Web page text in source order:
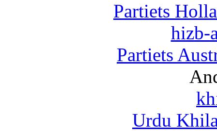
Partiets
hizb-
Partiets
Urdu